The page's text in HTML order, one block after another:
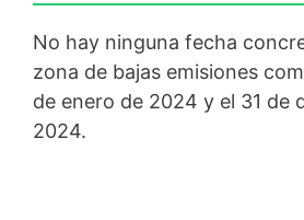
No hay ninguna fecha
zona de bajas emisiones
de enero de 2024 y el 31 de
2024.